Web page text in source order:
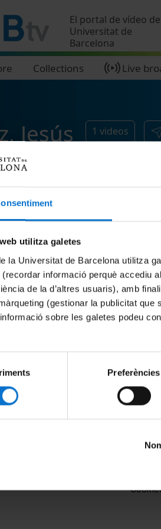
utilitza galetes
la Universitat de Barcelona utilitza
(recordar informació perquè accediu
de la d’altres usuaris), amb
(gestionar la publicitat que
sobre les galetes podeu
Preferències
El portal de vídeo
Universitat de
Barcelona
Collections Live
Jesús 1 videos